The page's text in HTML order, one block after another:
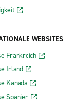
WEBSITES
Frankreich
Irland
Kanada
Spanien